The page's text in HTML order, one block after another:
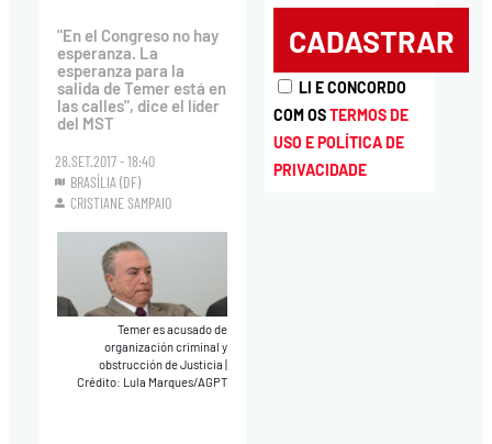
"En el Congreso no hay
esperanza. La
esperanza para la
salida de Temer está en
las calles", dice el líder
del MST
28.SET.2017 - 18:40
BRASÍLIA (DF)
CRISTIANE SAMPAIO
Temer es acusado de
organización criminal y
obstrucción de Justicia
Crédito: Lula Marques/AGPT
LI E CONCORDO
COM OSTERMOS DE
USO E POLÍTICA DE
PRIVACIDADE